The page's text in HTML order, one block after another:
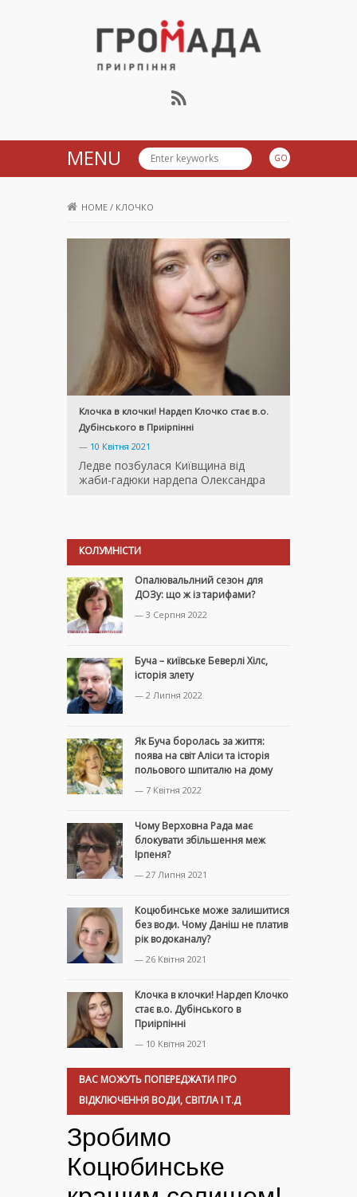
Громада Приірпіння
MENU
HOME / КЛОЧКО
Клочка в клочки! Нардеп Клочко стає в.о.
Дубінського в Приірпінні
— 10 Квітня 2021
Ледве позбулася Київщина від
жаби-гадюки нардепа Олександра
КОЛУМНІСТИ
Опалювальлний сезон для
ДОЗу: що ж із тарифами?
— 3 Серпня 2022
Буча – київське Беверлі Хілс,
історія злету
— 2 Липня 2022
Як Буча боролась за життя:
поява на світ Аліси та історія
польового шпиталю на дому
— 7 Квітня 2022
Чому Верховна Рада має
блокувати збільшення меж
Ірпеня?
— 27 Липня 2021
Коцюбинське може залишитися
без води. Чому Даніш не платив
рік водоканалу?
— 26 Квітня 2021
Клочка в клочки! Нардеп Клочко
стає в.о. Дубінського в
Приірпінні
— 10 Квітня 2021
ВАС МОЖУТЬ ПОПЕРЕДЖАТИ ПРО
ВІДКЛЮЧЕННЯ ВОДИ, СВІТЛА І Т.Д